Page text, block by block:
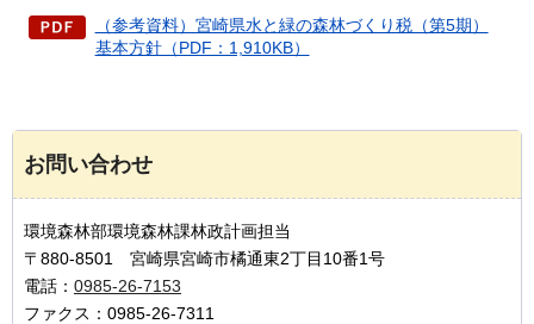
（参考資料）宮崎県水と緑の森林づくり税（第5期）
基本方針（PDF：1,910KB）
お問い合わせ
環境森林部環境森林課林政計画担当
〒880-8501 宮崎県宮崎市橘通東2丁目10番1号
電話： 0985-26-7153
ファクス：0985-26-7311